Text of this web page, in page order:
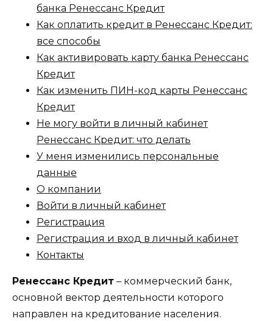
банка Ренессанс Кредит
Как оплатить кредит в Ренессанс Кредит:
все способы
Как активировать карту банка Ренессанс
Кредит
Как изменить ПИН-код карты Ренессанс
Кредит
Не могу войти в личный кабинет
Ренессанс Кредит: что делать
У меня изменились персональные
данные
О компании
Войти в личный кабинет
Регистрация
Регистрация и вход в личный кабинет
Контакты
Ренессанс Кредит – коммерческий банк,
основной вектор деятельности которого
направлен на кредитование населения.